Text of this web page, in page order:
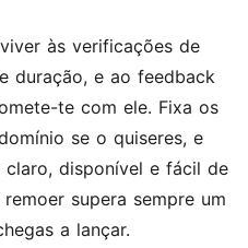
às verificações de
duração, e ao feedback
te com ele. Fixa os
se o quiseres, e
claro, disponível e fácil de
supera sempre um
a lançar.